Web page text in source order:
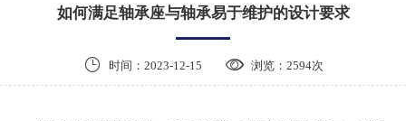
如何满足轴承座与轴承易于维护的设计要求
 时间：2023-12-15  浏览：2594次